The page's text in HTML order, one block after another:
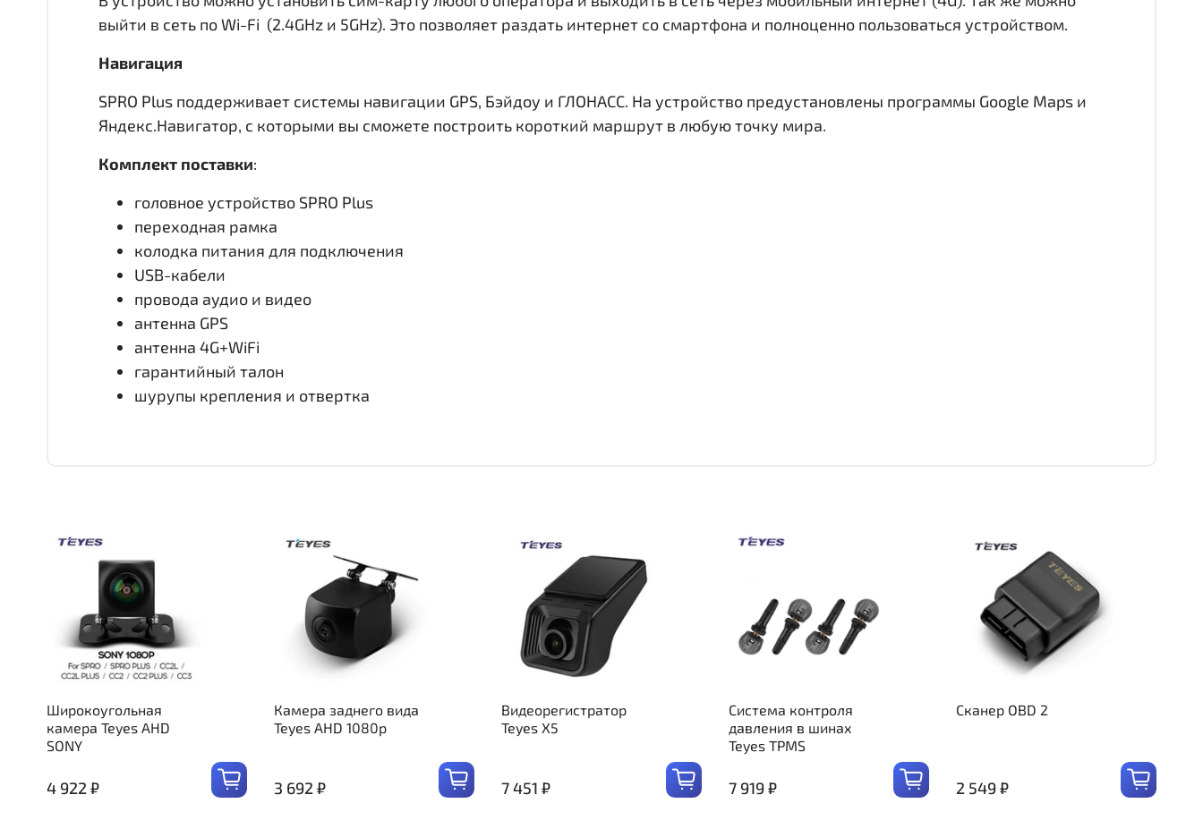
выйти в сеть по Wi-Fi (2.4GHz и 5GHz). Это позволяет раздать интернет со смартфона и полноценно пользоваться устройством.
Навигация
SPRO Plus поддерживает системы навигации GPS, Бэйдоу и ГЛОНАСС. На устройство предустановлены программы Google Maps и
Яндекс.Навигатор, с которыми вы сможете построить короткий маршрут в любую точку мира.
Комплект поставки:
головное устройство SPRO Plus
переходная рамка
колодка питания для подключения
USB-кабели
провода аудио и видео
антенна GPS
антенна 4G+WiFi
гарантийный талон
шурупы крепления и отвертка
Широкоугольная
камера Teyes AHD
SONY
4 922 ₽
Камера заднего вида
Teyes AHD 1080p
3 692 ₽
Видеорегистратор
Teyes X5
7 451 ₽
Система контроля
давления в шинах
Teyes TPMS
7 919 ₽
Сканер OBD 2
2 549 ₽